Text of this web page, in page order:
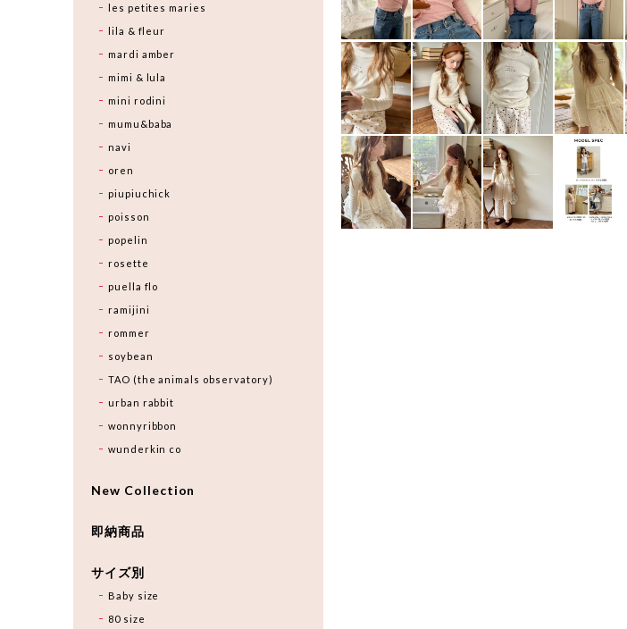
les petites maries
lila & fleur
mardi amber
mimi & lula
mini rodini
mumu&baba
navi
oren
piupiuchick
poisson
popelin
rosette
puella flo
ramijini
rommer
soybean
TAO (the animals observatory)
urban rabbit
wonnyribbon
wunderkin co
New Collection
即納商品
サイズ別
Baby size
80 size